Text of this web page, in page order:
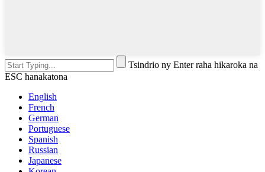
Tsindrio ny Enter raha hikaroka na
ESC hanakatona
English
French
German
Portuguese
Spanish
Russian
Japanese